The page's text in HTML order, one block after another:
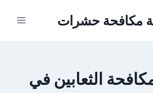
مكافحة حشرات
الثعابين في